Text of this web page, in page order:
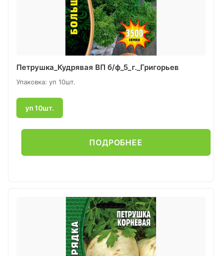
Петрушка_Кудрявая ВП б/ф_5_г._Григорьев
Упаковка: уп 10шт.
уп 10шт.
ПОДРОБНЕЕ